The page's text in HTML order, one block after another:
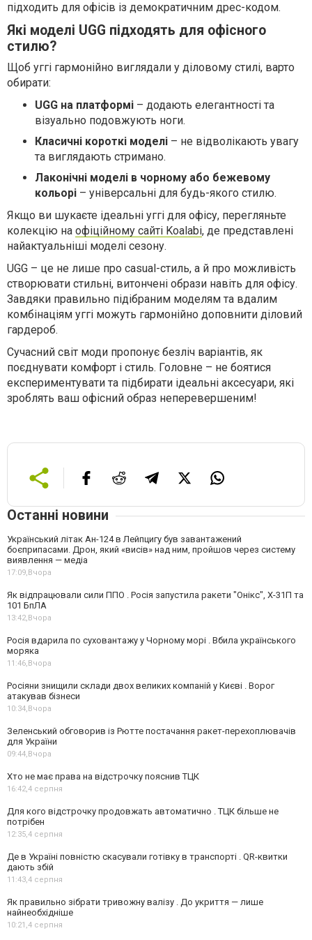
підходить для офісів із демократичним дрес-кодом.
Які моделі UGG підходять для офісного
стилю?
Щоб уггі гармонійно виглядали у діловому стилі, варто
обирати:
UGG на платформі – додають елегантності та
візуально подовжують ноги.
Класичні короткі моделі – не відволікають увагу
та виглядають стримано.
Лаконічні моделі в чорному або бежевому
кольорі – універсальні для будь-якого стилю.
Якщо ви шукаєте ідеальні уггі для офісу, перегляньте
колекцію на офіційному сайті Koalabi, де представлені
найактуальніші моделі сезону.
UGG – це не лише про casual-стиль, а й про можливість
створювати стильні, витончені образи навіть для офісу.
Завдяки правильно підібраним моделям та вдалим
комбінаціям уггі можуть гармонійно доповнити діловий
гардероб.
Сучасний світ моди пропонує безліч варіантів, як
поєднувати комфорт і стиль. Головне – не боятися
експериментувати та підбирати ідеальні аксесуари, які
зроблять ваш офісний образ неперевершеним!
Останні новини
Український літак Ан-124 в Лейпцигу був завантажений
боєприпасами. Дрон, який «висів» над ним, пройшов через систему
виявлення — медіа
17:09,Вчора
Як відпрацювали сили ППО . Росія запустила ракети "Онікс", Х-31П та
101 БпЛА
13:42,Вчора
Росія вдарила по суховантажу у Чорному морі . Вбила українського
моряка
11:46,Вчора
Росіяни знищили склади двох великих компаній у Києві . Ворог
атакував бізнеси
10:34,Вчора
Зеленський обговорив із Рютте постачання ракет-перехоплювачів
для України
09:44,Вчора
Хто не має права на відстрочку пояснив ТЦК
16:42,4 серпня
Для кого відстрочку продовжать автоматично . ТЦК більше не
потрібен
12:35,4 серпня
Де в Україні повністю скасували готівку в транспорті . QR-квитки
дають збій
11:43,4 серпня
Як правильно зібрати тривожну валізу . До укриття — лише
найнеобхідніше
10:21,4 серпня